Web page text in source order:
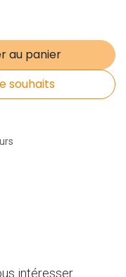
au panier
souhaits
intéresser